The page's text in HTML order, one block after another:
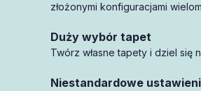
złożonymi konfiguracjami
Duży wybór tapet
Twórz własne tapety i dziel się
Niestandardowe